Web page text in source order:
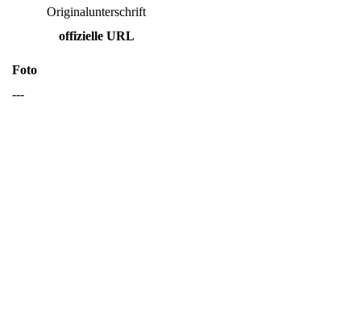
Originalunterschrift
offizielle URL
Foto
---